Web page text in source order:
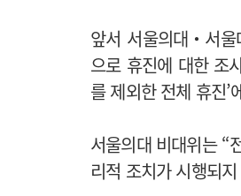
앞서 서울의대‧서울
으로 휴진에 대한 조
를 제외한 전체 휴진’
서울의대 비대위는 “
리적 조치가 시행되